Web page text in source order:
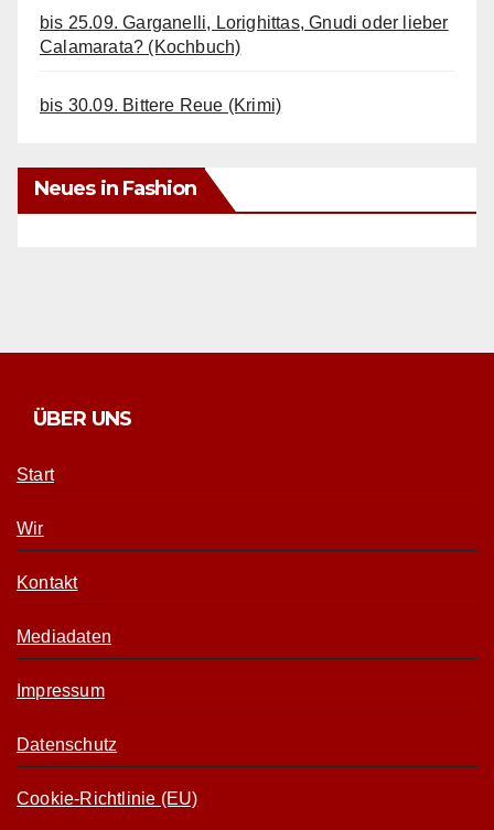
bis 25.09. Garganelli, Lorighittas, Gnudi oder lieber
Calamarata? (Kochbuch)
bis 30.09. Bittere Reue (Krimi)
Neues in Fashion
ÜBER UNS
Start
Wir
Kontakt
Mediadaten
Impressum
Datenschutz
Cookie-Richtlinie (EU)